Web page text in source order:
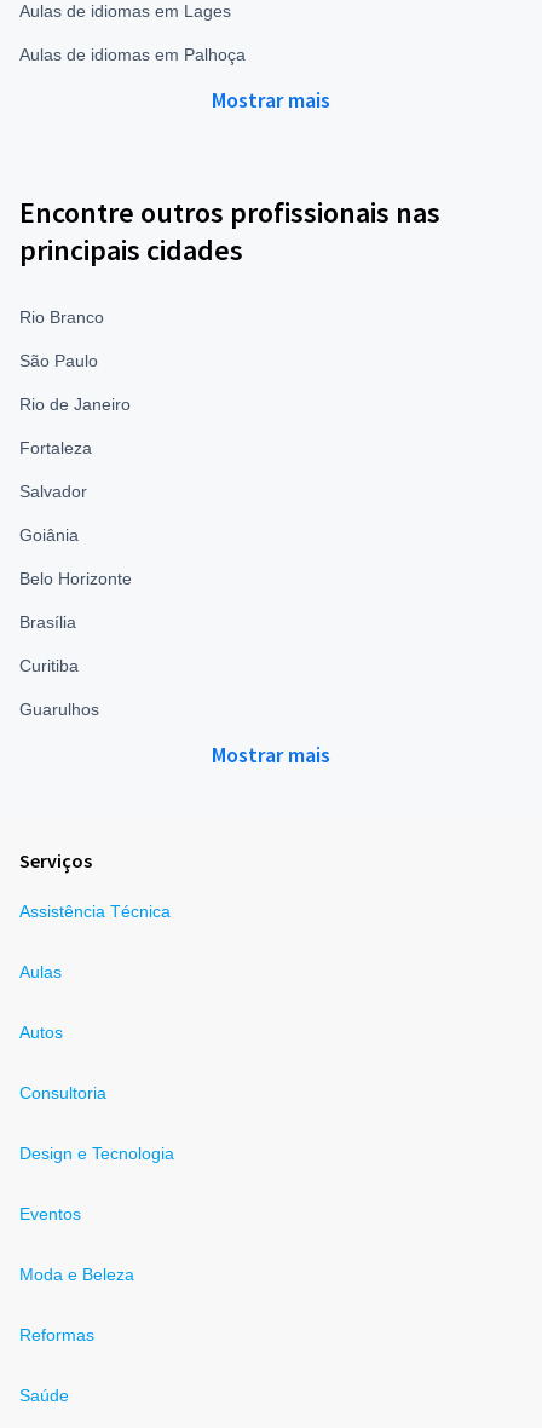
Aulas de idiomas em Lages
Aulas de idiomas em Palhoça
Mostrar mais
Encontre outros profissionais nas
principais cidades
Rio Branco
São Paulo
Rio de Janeiro
Fortaleza
Salvador
Goiânia
Belo Horizonte
Brasília
Curitiba
Guarulhos
Mostrar mais
Serviços
Assistência Técnica
Aulas
Autos
Consultoria
Design e Tecnologia
Eventos
Moda e Beleza
Reformas
Saúde